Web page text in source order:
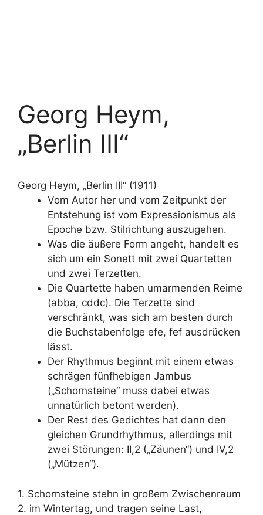
Georg Heym,
„Berlin III“
Georg Heym, „Berlin III“ (1911)
Vom Autor her und vom Zeitpunkt der
Entstehung ist vom Expressionismus als
Epoche bzw. Stilrichtung auszugehen.
Was die äußere Form angeht, handelt es
sich um ein Sonett mit zwei Quartetten
und zwei Terzetten.
Die Quartette haben umarmenden Reime
(abba, cddc). Die Terzette sind
verschränkt, was sich am besten durch
die Buchstabenfolge efe, fef ausdrücken
lässt.
Der Rhythmus beginnt mit einem etwas
schrägen fünfhebigen Jambus
(„Schornsteine“ muss dabei etwas
unnatürlich betont werden).
Der Rest des Gedichtes hat dann den
gleichen Grundrhythmus, allerdings mit
zwei Störungen: II,2 („Zäunen“) und IV,2
(„Mützen“).
1. Schornsteine stehn in großem Zwischenraum
2. im Wintertag, und tragen seine Last,